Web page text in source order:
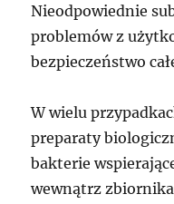
Nieodpowiednie
problemów z
bezpieczeństwo
W wielu
preparaty
bakterie
wewnątrz